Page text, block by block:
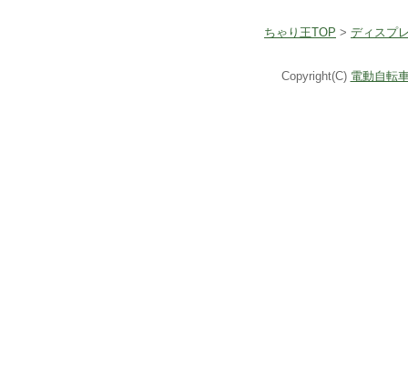
ちゃり王TOP > ディスプ
Copyright(C) 電動自転